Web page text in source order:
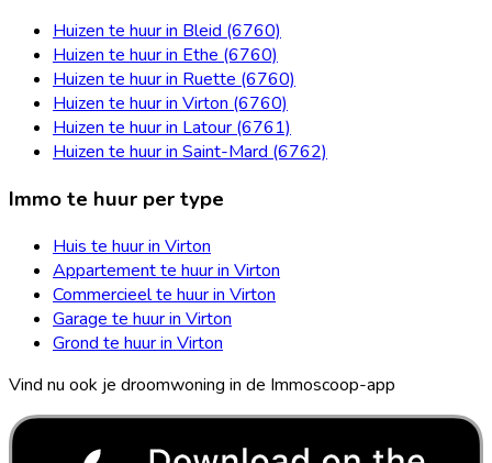
Huizen te huur in Bleid (6760)
Huizen te huur in Ethe (6760)
Huizen te huur in Ruette (6760)
Huizen te huur in Virton (6760)
Huizen te huur in Latour (6761)
Huizen te huur in Saint-Mard (6762)
Immo te huur per type
Huis te huur in Virton
Appartement te huur in Virton
Commercieel te huur in Virton
Garage te huur in Virton
Grond te huur in Virton
Vind nu ook je droomwoning in de Immoscoop-app